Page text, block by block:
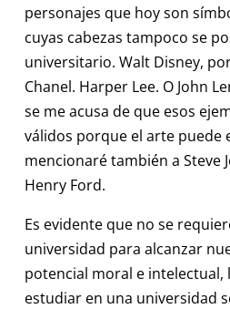
personajes que hoy son
cuyas cabezas tampoco se
universitario. Walt Disney,
Chanel. Harper Lee. O John
se me acusa de que esos
válidos porque el arte puede
mencionaré también a Steve
Henry Ford.
Es evidente que no se
universidad para alcanzar
potencial moral e intelectual,
estudiar en una universidad